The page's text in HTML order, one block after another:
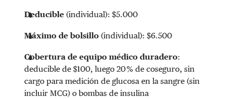
Deducible (individual): $5.000
Máximo de bolsillo (individual): $6.500
Cobertura de equipo médico duradero:
deducible de $100, luego 20 % de coseguro, sin
cargo para medición de glucosa en la sangre (sin
incluir MCG) o bombas de insulina